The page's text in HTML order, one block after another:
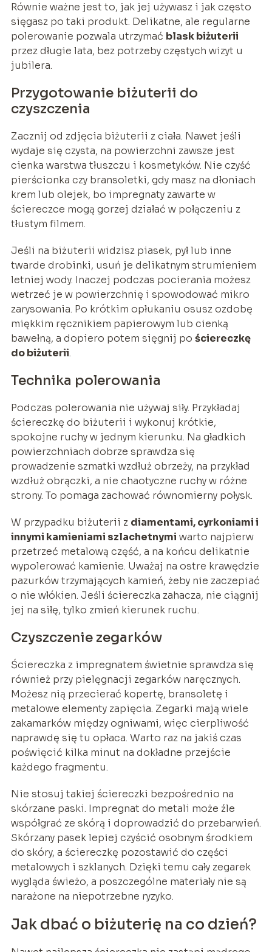
Równie ważne jest to, jak jej używasz i jak często
sięgasz po taki produkt. Delikatne, ale regularne
polerowanie pozwala utrzymać blask biżuterii
przez długie lata, bez potrzeby częstych wizyt u
jubilera.
Przygotowanie biżuterii do
czyszczenia
Zacznij od zdjęcia biżuterii z ciała. Nawet jeśli
wydaje się czysta, na powierzchni zawsze jest
cienka warstwa tłuszczu i kosmetyków. Nie czyść
pierścionka czy bransoletki, gdy masz na dłoniach
krem lub olejek, bo impregnaty zawarte w
ściereczce mogą gorzej działać w połączeniu z
tłustym filmem.
Jeśli na biżuterii widzisz piasek, pył lub inne
twarde drobinki, usuń je delikatnym strumieniem
letniej wody. Inaczej podczas pocierania możesz
wetrzeć je w powierzchnię i spowodować mikro
zarysowania. Po krótkim opłukaniu osusz ozdobę
miękkim ręcznikiem papierowym lub cienką
bawełną, a dopiero potem sięgnij po ściereczkę
do biżuterii.
Technika polerowania
Podczas polerowania nie używaj siły. Przykładaj
ściereczkę do biżuterii i wykonuj krótkie,
spokojne ruchy w jednym kierunku. Na gładkich
powierzchniach dobrze sprawdza się
prowadzenie szmatki wzdłuż obrzeży, na przykład
wzdłuż obrączki, a nie chaotyczne ruchy w różne
strony. To pomaga zachować równomierny połysk.
W przypadku biżuterii z diamentami, cyrkoniami i
innymi kamieniami szlachetnymi warto najpierw
przetrzeć metalową część, a na końcu delikatnie
wypolerować kamienie. Uważaj na ostre krawędzie
pazurków trzymających kamień, żeby nie zaczepiać
o nie włókien. Jeśli ściereczka zahacza, nie ciągnij
jej na siłę, tylko zmień kierunek ruchu.
Czyszczenie zegarków
Ściereczka z impregnatem świetnie sprawdza się
również przy pielęgnacji zegarków naręcznych.
Możesz nią przecierać kopertę, bransoletę i
metalowe elementy zapięcia. Zegarki mają wiele
zakamarków między ogniwami, więc cierpliwość
naprawdę się tu opłaca. Warto raz na jakiś czas
poświęcić kilka minut na dokładne przejście
każdego fragmentu.
Nie stosuj takiej ściereczki bezpośrednio na
skórzane paski. Impregnat do metali może źle
współgrać ze skórą i doprowadzić do przebarwień.
Skórzany pasek lepiej czyścić osobnym środkiem
do skóry, a ściereczkę pozostawić do części
metalowych i szklanych. Dzięki temu cały zegarek
wygląda świeżo, a poszczególne materiały nie są
narażone na niepotrzebne ryzyko.
Jak dbać o biżuterię na co dzień?